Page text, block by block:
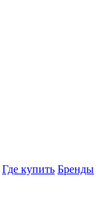
Где купить Бренды